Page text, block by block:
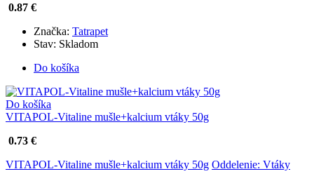
0.87 €
Značka: Tatrapet
Stav: Skladom
Do košíka
Do košíka
VITAPOL-Vitaline mušle+kalcium vtáky 50g
0.73 €
VITAPOL-Vitaline mušle+kalcium vtáky 50g Oddelenie: Vtáky